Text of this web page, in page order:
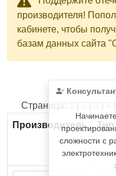
производителя!
кабинете, чтобы
базам данных сайта
сложности с
Найдено
Страница: 1 | 2 | 3 | 4 |
Производитель
Тип